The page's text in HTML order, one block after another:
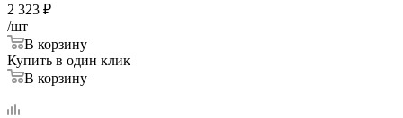
2 323 ₽
/шт
В корзину
Купить в один клик
В корзину